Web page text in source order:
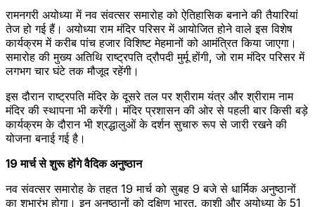
रामनगरी अयोध्या में नव संवत्सर समारोह को ऐतिहासिक बनाने की तैयारियां
तेज हो गई हैं। अयोध्या राम मंदिर परिसर में आयोजित होने वाले इस विशेष
कार्यक्रम में करीब पांच हजार विशिष्ट मेहमानों को आमंत्रित किया जाएगा।
समारोह की मुख्य अतिथि राष्ट्रपति द्रौपदी मुर्मू होंगी, जो राम मंदिर परिसर में
लगभग चार घंटे तक मौजूद रहेंगी।
इस दौरान राष्ट्रपति मंदिर के दूसरे तल पर श्रीराम यंत्र और श्रीराम नाम
मंदिर की स्थापना भी करेंगी। मंदिर प्रशासन की ओर से पहली बार किसी बड़े
कार्यक्रम के दौरान भी श्रद्धालुओं के दर्शन सुचारु रूप से जारी रखने की
योजना बनाई गई है।
19 मार्च से शुरू होंगे वैदिक अनुष्ठान
नव संवत्सर समारोह के तहत 19 मार्च को सुबह 9 बजे से धार्मिक अनुष्ठानों
का शुभारंभ होगा। इन अनुष्ठानों को दक्षिण भारत, काशी और अयोध्या के 51